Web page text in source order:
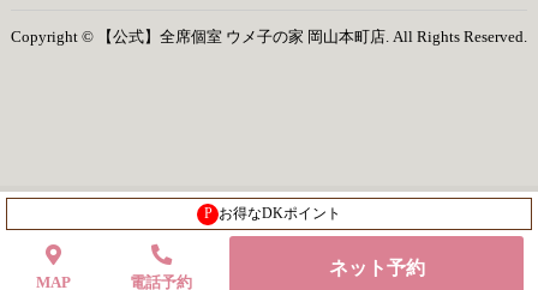
Copyright © 【公式】全席個室 ウメ子の家 岡山本町店. All Rights Reserved.
P お得なDKポイント
MAP 電話予約
ネット予約